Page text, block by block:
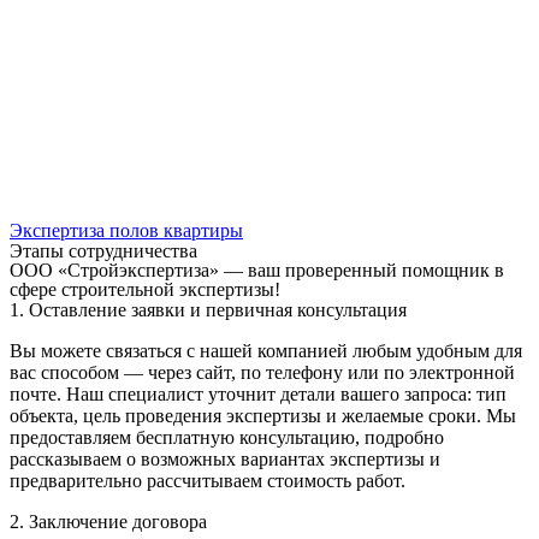
Экспертиза полов квартиры
Этапы сотрудничества
ООО «Стройэкспертиза» — ваш проверенный помощник в
сфере строительной экспертизы!
1. Оставление заявки и первичная консультация
Вы можете связаться с нашей компанией любым удобным для
вас способом — через сайт, по телефону или по электронной
почте. Наш специалист уточнит детали вашего запроса: тип
объекта, цель проведения экспертизы и желаемые сроки. Мы
предоставляем бесплатную консультацию, подробно
рассказываем о возможных вариантах экспертизы и
предварительно рассчитываем стоимость работ.
2. Заключение договора